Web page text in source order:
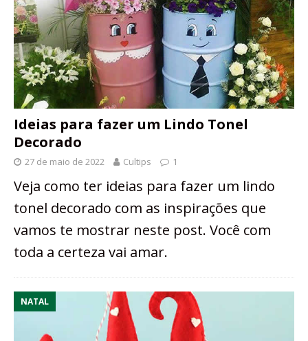
Ideias para fazer um Lindo Tonel
Decorado
27 de maio de 2022 Cultips 1
Veja como ter ideias para fazer um lindo
tonel decorado com as inspirações que
vamos te mostrar neste post. Você com
toda a certeza vai amar.
NATAL